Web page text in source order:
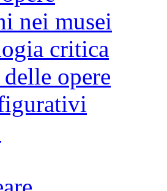
nei musei
critica
opere